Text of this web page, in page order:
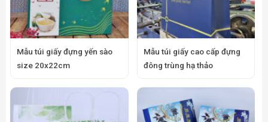
Mẫu túi giấy đựng yến sào
size 20x22cm
Mẫu túi giấy cao cấp đựng
đông trùng hạ thảo